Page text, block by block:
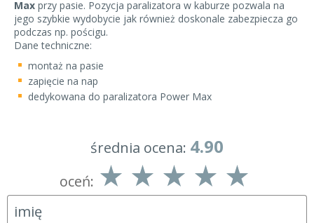
Max przy pasie. Pozycja paralizatora w kaburze pozwala na
jego szybkie wydobycie jak również doskonale zabezpiecza go
podczas np. pościgu.
Dane techniczne:
montaż na pasie
zapięcie na nap
dedykowana do paralizatora Power Max
średnia ocena: 4.90
oceń: